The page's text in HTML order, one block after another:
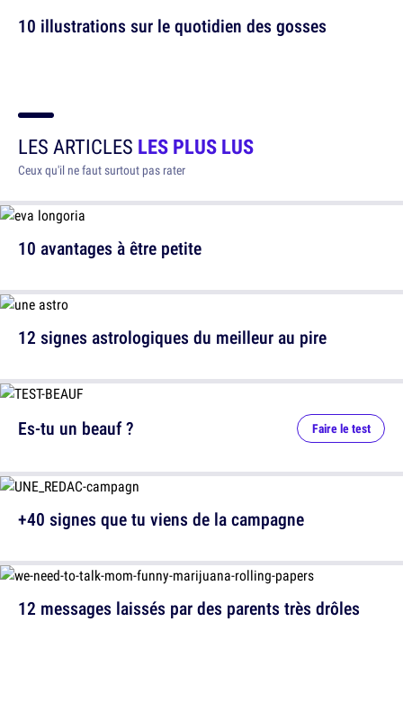
10 illustrations sur le quotidien des gosses
LES ARTICLES LES PLUS LUS
Ceux qu'il ne faut surtout pas rater
10 avantages à être petite
12 signes astrologiques du meilleur au pire
12 messages laissés par des parents très drôles
Es-tu un beauf ? Faire le test
+40 signes que tu viens de la campagne